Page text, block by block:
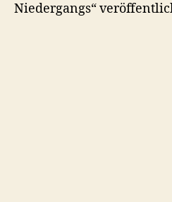
Niedergangs“